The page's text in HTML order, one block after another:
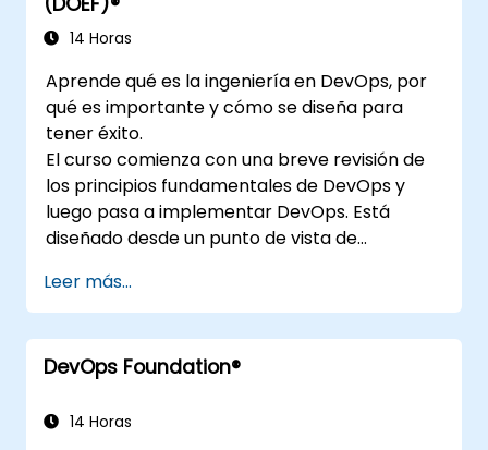
14 Horas
Aprende qué es la ingeniería en DevOps, por
qué es importante y cómo se diseña para
tener éxito.
El curso comienza con una breve revisión de
los principios fundamentales de DevOps y
luego pasa a implementar DevOps. Está
diseñado desde un punto de vista de
DevOps con otros marcos, tecnologías,
prácticas de diseño de aplicaciones,
prácticas de integración continua, entrega y
despliegue continuos, pruebas continuas,
métricas, observabilidad, gobernanza,
Leer más...
DevOps Foundation®
14 Horas